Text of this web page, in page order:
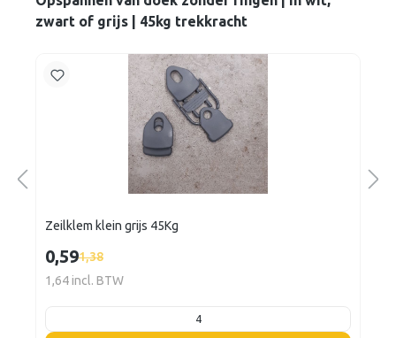
zwart of grijs | 45kg trekkracht
Zeilklem klein grijs 45Kg
0,591,38
1,64 incl. BTW